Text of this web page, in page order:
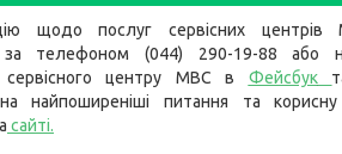
щодо послуг сервісних
телефоном (044) 290-19-88 або
сервісного центру МВС в Фейсбук
на найпоширеніші питання та
сайті.